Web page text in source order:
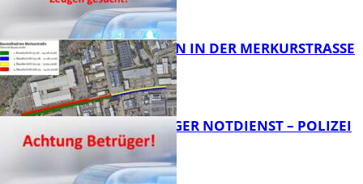
FB News
BAUARBEITEN IN DER MERKURSTRASSE
FRAGWÜRDIGER NOTDIENST – POLIZEI
WARNT